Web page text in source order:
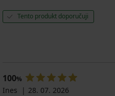
Tento produkt doporučuji
100%
Ines
28. 07. 2026